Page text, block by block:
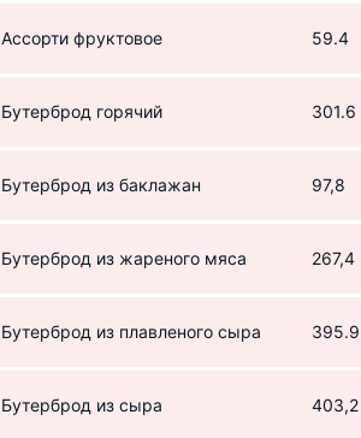
Ассорти фруктовое 59.4
Бутерброд горячий 301.6
Бутерброд из баклажан 97,8
Бутерброд из жареного мяса 267,4
Бутерброд из плавленого сыра 395.9
Бутерброд из сыра 403,2